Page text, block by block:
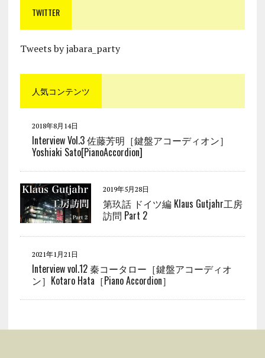
TWITTER
Tweets by jabara_party
人気コンテンツ
2018年8月14日
Interview Vol.3 佐藤芳明［鍵盤アコーディオン］
Yoshiaki Sato[PianoAccordion]
2019年5月28日
第玖話 ドイツ編 Klaus Gutjahr工房
訪問 Part 2
2021年1月21日
Interview vol.12 秦コータロー［鍵盤アコーディオ
ン］Kotaro Hata［Piano Accordion］